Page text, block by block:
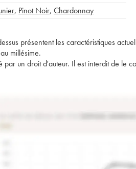
, Pinot Noir, Chardonnay
présentent les caractéristiques
millésime.
par un droit d'auteur. Il est interdit de le